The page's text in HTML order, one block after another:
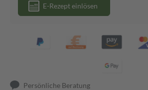
E-Rezept einlösen
Persönliche Beratung